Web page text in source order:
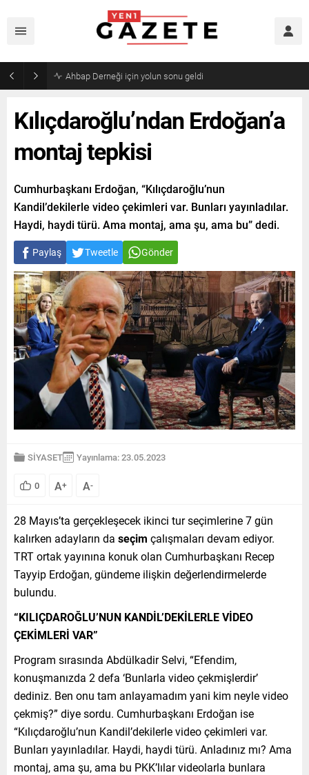
Mourinho’dan Arda Güler’e kötü haber
Kılıçdaroğlu’ndan Erdoğan’a
montaj tepkisi
Cumhurbaşkanı Erdoğan, “Kılıçdaroğlu’nun
Kandil’dekilerle video çekimleri var. Bunları yayınladılar.
Haydi, haydi türü. Ama montaj, ama şu, ama bu” dedi.
Paylaş Tweetle Gönder
SİYASET Yayınlama: 23.05.2023
0 A+ A-
28 Mayıs’ta gerçekleşecek ikinci tur seçimlerine 7 gün
kalırken adayların da seçim çalışmaları devam ediyor.
TRT ortak yayınına konuk olan Cumhurbaşkanı Recep
Tayyip Erdoğan, gündeme ilişkin değerlendirmelerde
bulundu.
“KILIÇDAROĞLU’NUN KANDİL’DEKİLERLE VİDEO
ÇEKİMLERİ VAR”
Program sırasında Abdülkadir Selvi, “Efendim,
konuşmanızda 2 defa ‘Bunlarla video çekmişlerdir’
dediniz. Ben onu tam anlayamadım yani kim neyle video
çekmiş?” diye sordu. Cumhurbaşkanı Erdoğan ise
“Kılıçdaroğlu’nun Kandil’dekilerle video çekimleri var.
Bunları yayınladılar. Haydi, haydi türü. Anladınız mı? Ama
montaj, ama şu, ama bu PKK’lılar videolarla bunlara